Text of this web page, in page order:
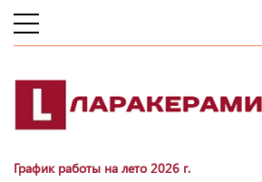
График работы на лето 2026 г.